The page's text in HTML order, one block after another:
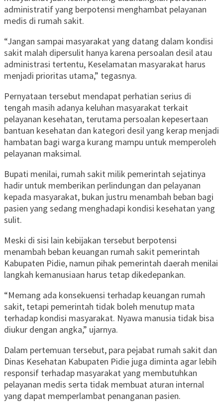
administratif yang berpotensi menghambat pelayanan
medis di rumah sakit.
“Jangan sampai masyarakat yang datang dalam kondisi
sakit malah dipersulit hanya karena persoalan desil atau
administrasi tertentu, Keselamatan masyarakat harus
menjadi prioritas utama,” tegasnya.
Pernyataan tersebut mendapat perhatian serius di
tengah masih adanya keluhan masyarakat terkait
pelayanan kesehatan, terutama persoalan kepesertaan
bantuan kesehatan dan kategori desil yang kerap menjadi
hambatan bagi warga kurang mampu untuk memperoleh
pelayanan maksimal.
Bupati menilai, rumah sakit milik pemerintah sejatinya
hadir untuk memberikan perlindungan dan pelayanan
kepada masyarakat, bukan justru menambah beban bagi
pasien yang sedang menghadapi kondisi kesehatan yang
sulit.
Meski di sisi lain kebijakan tersebut berpotensi
menambah beban keuangan rumah sakit pemerintah
Kabupaten Pidie, namun pihak pemerintah daerah menilai
langkah kemanusiaan harus tetap dikedepankan.
“Memang ada konsekuensi terhadap keuangan rumah
sakit, tetapi pemerintah tidak boleh menutup mata
terhadap kondisi masyarakat. Nyawa manusia tidak bisa
diukur dengan angka,” ujarnya.
Dalam pertemuan tersebut, para pejabat rumah sakit dan
Dinas Kesehatan Kabupaten Pidie juga diminta agar lebih
responsif terhadap masyarakat yang membutuhkan
pelayanan medis serta tidak membuat aturan internal
yang dapat memperlambat penanganan pasien.